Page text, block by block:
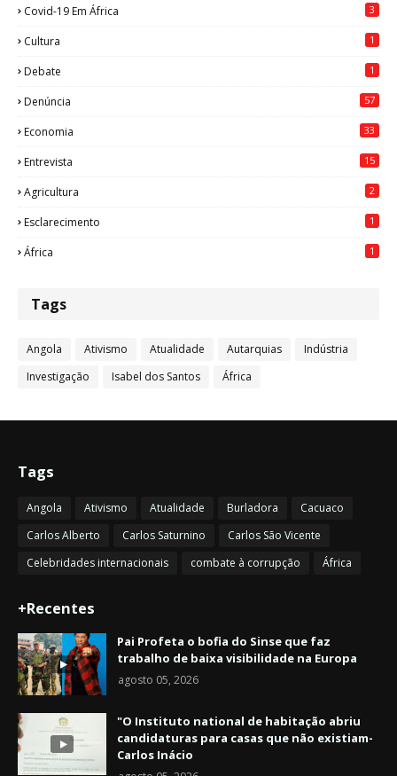
Covid-19 Em África 3
Cultura 1
Debate 1
Denúncia 57
Economia 33
Entrevista 15
Agricultura 2
Esclarecimento 1
África 1
Tags
Angola Ativismo Atualidade Autarquias
Indústria
Investigação
Isabel dos Santos África
Tags
Angola Ativismo Atualidade Burladora
Cacuaco
Carlos Alberto
Carlos Saturnino
Carlos São Vicente
Celebridades internacionais
combate à corrupção África
+Recentes
Pai Profeta o bofia do Sinse que faz
trabalho de baixa visibilidade na Europa
agosto 05, 2026
"O Instituto national de habitação abriu
candidaturas para casas que não existiam-
Carlos Inácio